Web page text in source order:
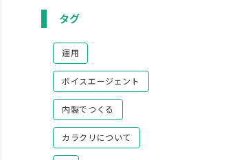
タグ
運用
ボイスエージェント
内製でつくる
カラクリについて